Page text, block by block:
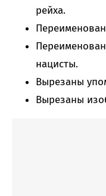
рейха.
нацисты.
Вырезаны
Вырезаны